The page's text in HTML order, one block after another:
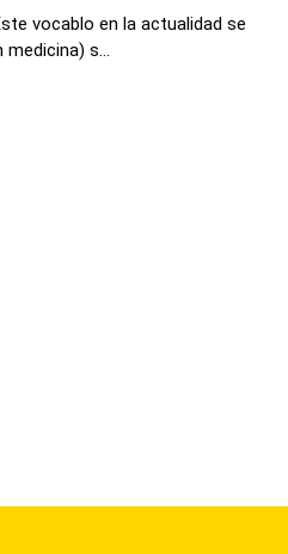
vocablo en la actualidad se
s...